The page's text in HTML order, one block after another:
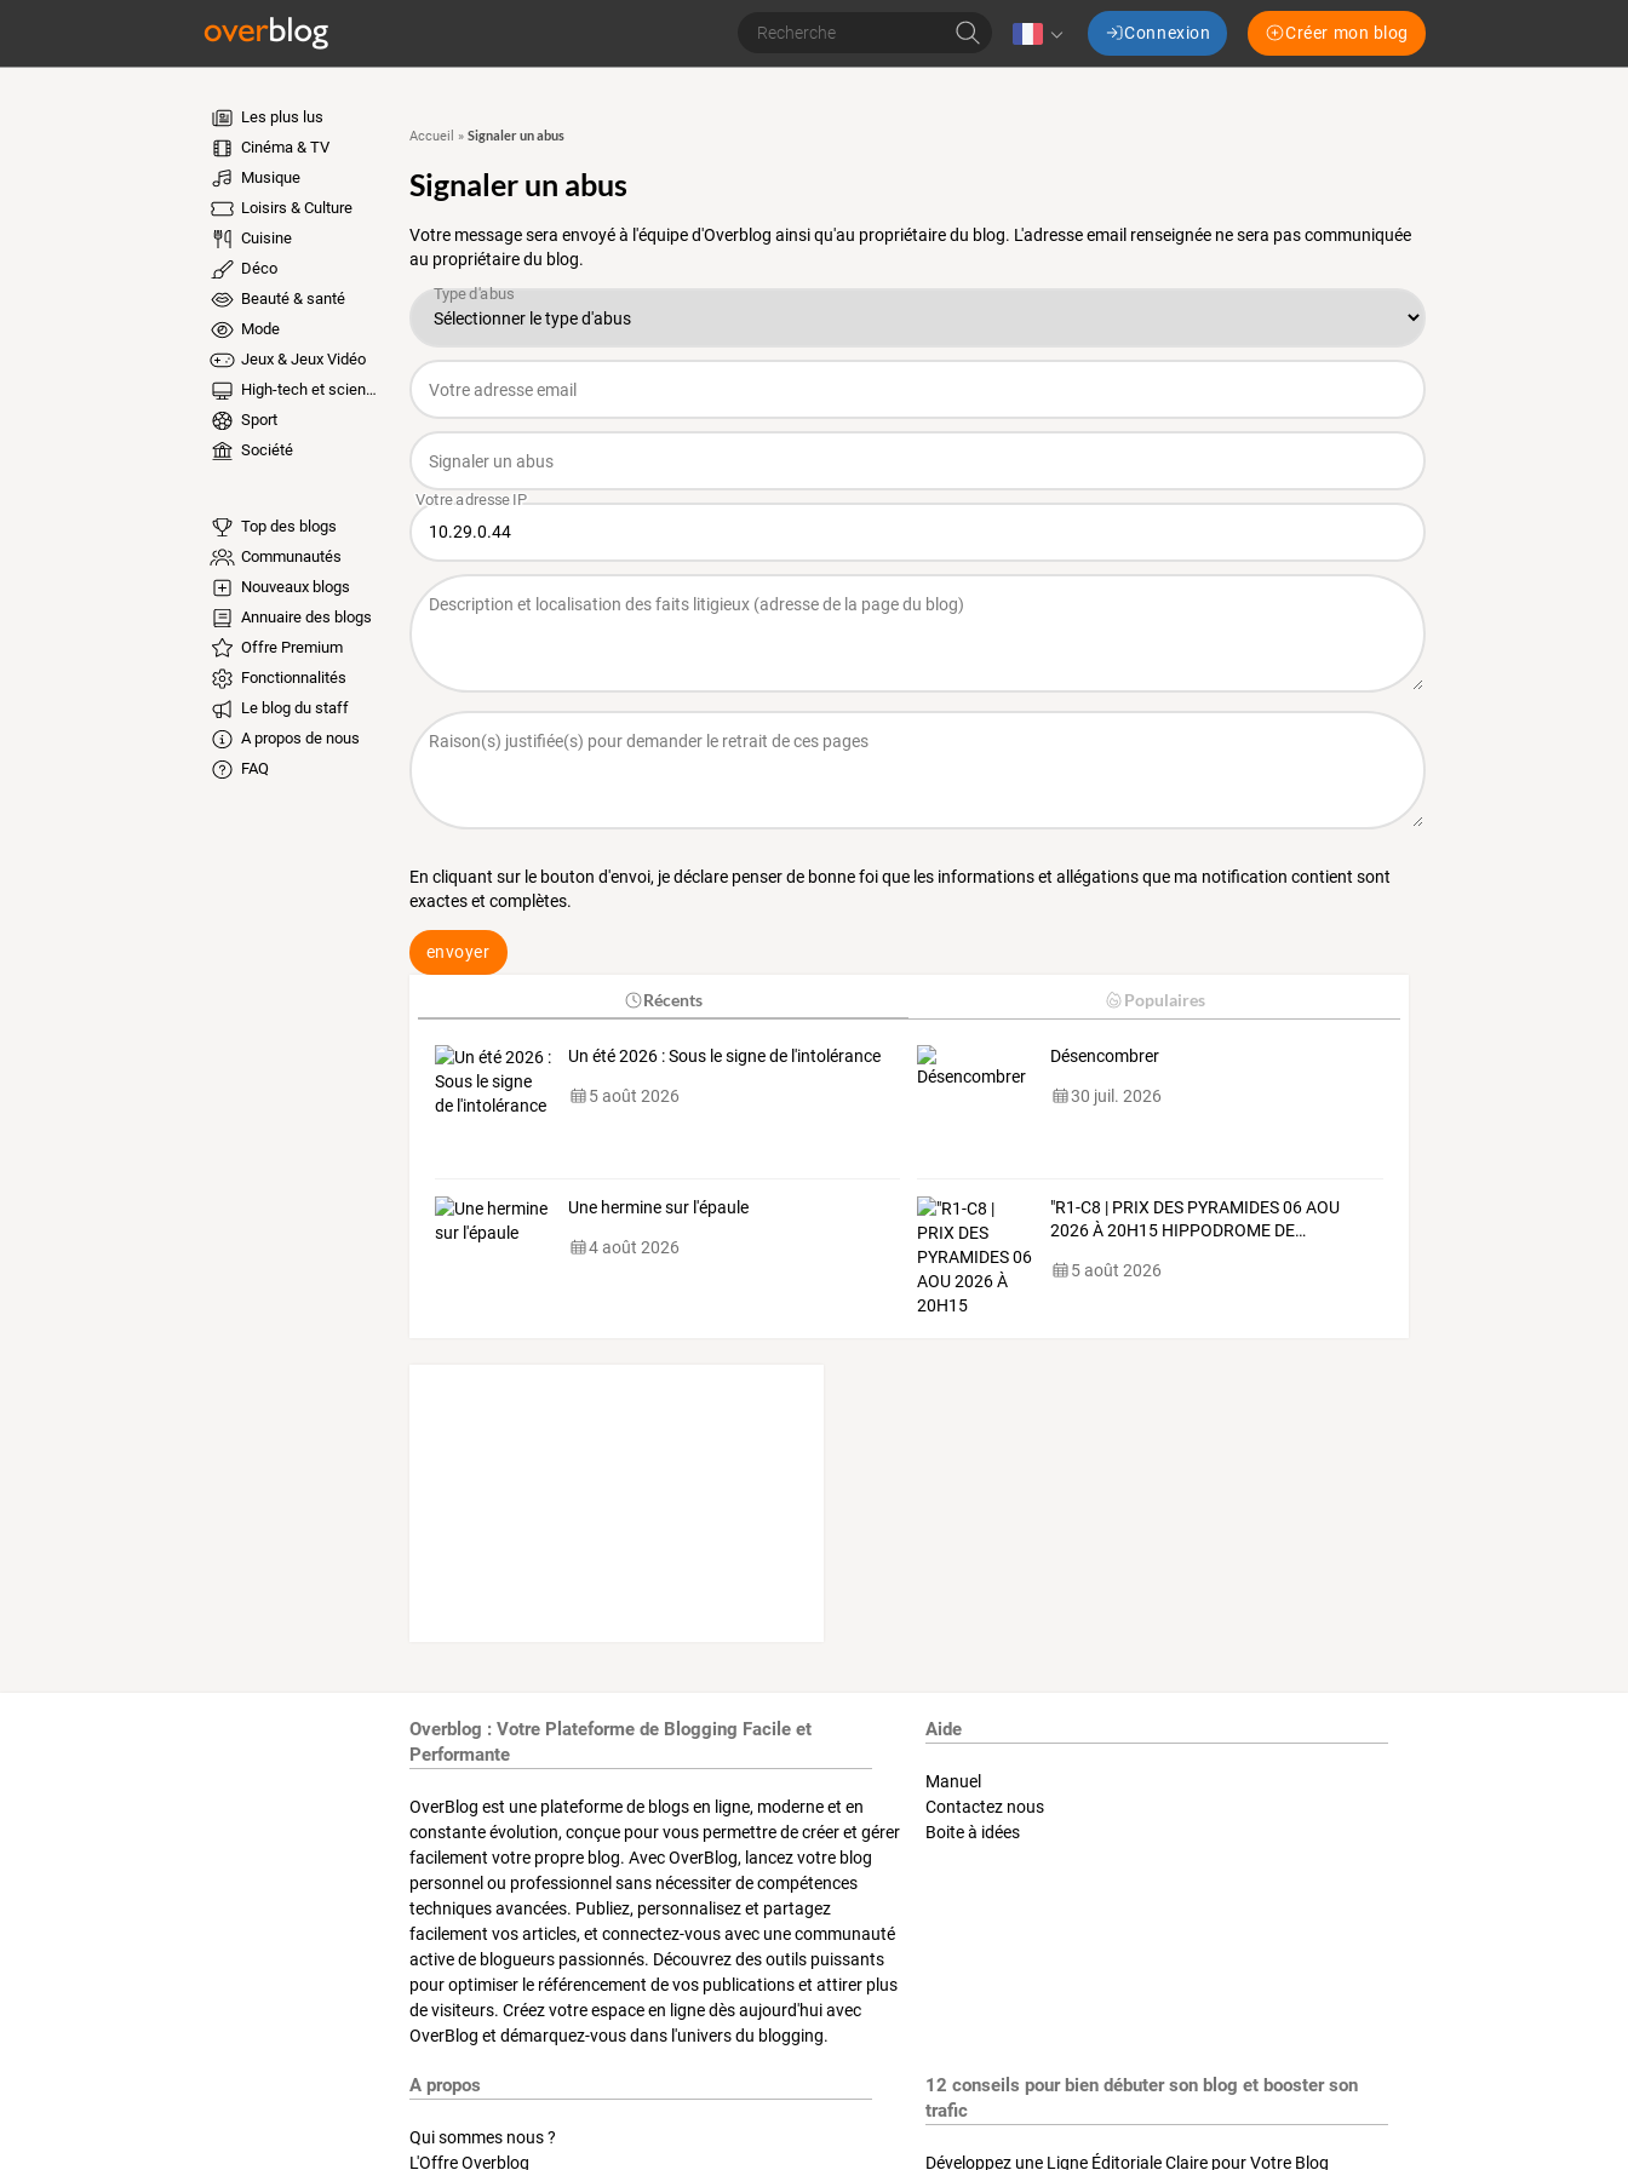
Connexion Créer mon blog
Les plus lus
Cinéma & TV
Musique
Loisirs & Culture
Cuisine
Déco
Beauté & santé
Mode
Jeux & Jeux Vidéo
High-tech et sciences
Sport
Société
Top des blogs
Communautés
Nouveaux blogs
Annuaire des blogs
Offre Premium
Fonctionnalités
Le blog du staff
A propos de nous
FAQ
Accueil » Signaler un abus
Signaler un abus
Votre message sera envoyé à l'équipe d'Overblog ainsi qu'au propriétaire du blog. L'adresse email renseignée ne sera pas communiquée
au propriétaire du blog.
En cliquant sur le bouton d'envoi, je déclare penser de bonne foi que les informations et allégations que ma notification contient sont
exactes et complètes.
envoyer
Récents Populaires
Un été 2026 : Sous le signe de l'intolérance
5 août 2026
Désencombrer
30 juil. 2026
Une hermine sur l'épaule
4 août 2026
"R1-C8 | PRIX DES PYRAMIDES06AOU
2026À20H15 HIPPODROME DE…
5 août 2026
Overblog : Votre Plateforme de Blogging Facile et
Performante
OverBlog est une plateforme de blogs en ligne, moderne et en
constante évolution, conçue pour vous permettre de créer et gérer
facilement votre propre blog. Avec OverBlog, lancez votre blog
personnel ou professionnel sans nécessiter de compétences
techniques avancées. Publiez, personnalisez et partagez
facilement vos articles, et connectez-vous avec une communauté
active de blogueurs passionnés. Découvrez des outils puissants
pour optimiser le référencement de vos publications et attirer plus
de visiteurs. Créez votre espace en ligne dès aujourd'hui avec
OverBlog et démarquez-vous dans l'univers du blogging.
Aide
Manuel
Contactez nous
Boite à idées
A propos
Qui sommes nous ?
L'Offre Overblog
12 conseils pour bien débuter son blog et booster son
trafic
Développez une Ligne Éditoriale Claire pour Votre Blog